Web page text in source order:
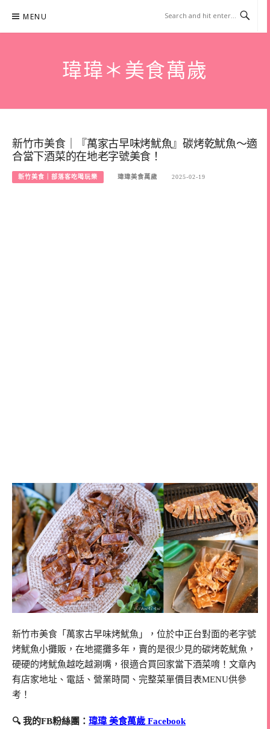
content
MENU
瑋瑋＊美食萬歲
新竹市美食｜『萬家古早味烤魷魚』碳烤乾魷魚～適
合當下酒菜的在地老字號美食！
新竹美食｜部落客吃喝玩樂 瑋瑋美食萬歲 2025-02-19
新竹市美食「萬家古早味烤魷魚」，位於中正台對面的老字號
烤魷魚小攤販，在地擺攤多年，賣的是很少見的碳烤乾魷魚，
硬硬的烤魷魚越吃越涮嘴，很適合買回家當下酒菜唷！文章內
有店家地址、電話、營業時間、完整菜單價目表MENU供參
考！
🔍 我的FB粉絲團： 瑋瑋 美食萬歲 Facebook